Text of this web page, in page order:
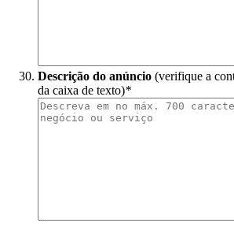
Descrição do anúncio (verifique a
da caixa de texto)*